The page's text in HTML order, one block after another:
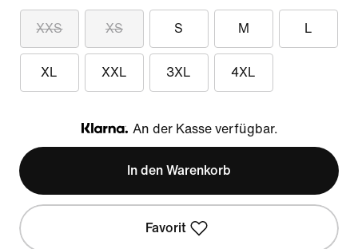
XXS XS S M L
XL XXL 3XL 4XL
Klarna
An der Kasse verfügbar.
In den Warenkorb
Favorit